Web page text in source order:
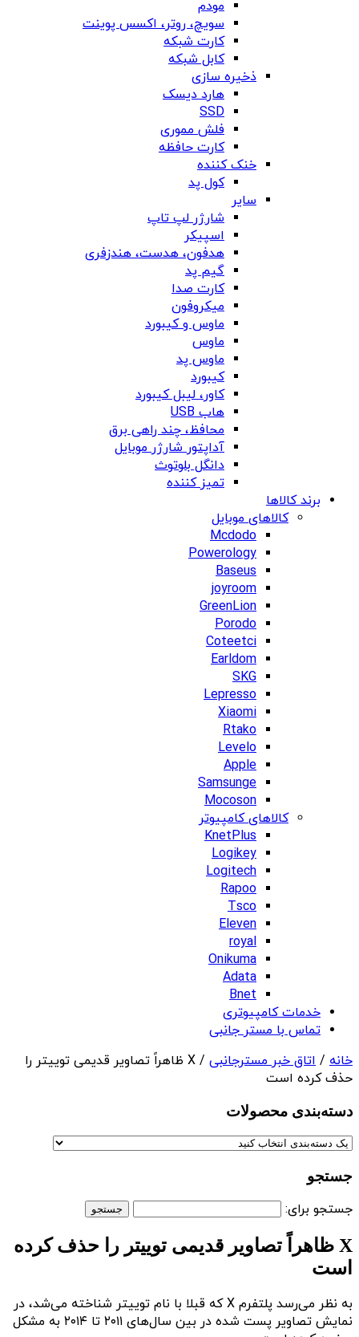
مودم
سویچ، روتر، اکسس پوینت
کارت شبکه
کابل شبکه
ذخیره سازی
هارد دیسک
SSD
فلش مموری
کارت حافظه
خنک کننده
کول پد
سایر
شارژر لپ تاپ
اسپیکر
هدفون، هدست، هندزفری
گیم پد
کارت صدا
میکروفون
ماوس و کیبورد
ماوس
ماوس پد
کیبورد
کاور، لیبل کیبورد
هاب USB
محافظ، چند راهی برق
آداپتور شارژر موبایل
دانگل بلوتوث
تمیز کننده
برند کالاها
کالاهای موبایل
Mcdodo
Powerology
Baseus
joyroom
GreenLion
Porodo
Coteetci
Earldom
SKG
Lepresso
Xiaomi
Rtako
Levelo
Apple
Samsunge
Mocoson
کالاهای کامپیوتر
KnetPlus
Logikey
Logitech
Rapoo
Tsco
Eleven
royal
Onikuma
Adata
Bnet
خدمات کامپیوتری
تماس با مستر جانبی
خانه / اتاق خبر مسترجانبی
/ X ظاهراً تصاویر قدیمی توییتر را
حذف کرده است
دسته‌بندی‌ محصولات
جستجو
جستجو برای:
X ظاهراً تصاویر قدیمی توییتر را حذف کرده
است
به نظر می‌رسد پلتفرم X که قبلا با نام توییتر شناخته می‌شد، در
نمایش تصاویر پست شده در بین سال‌های ۲۰۱۱ تا ۲۰۱۴ به مشکل